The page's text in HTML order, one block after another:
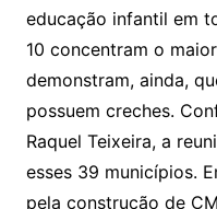
educação infantil em
10 concentram o
demonstram, ainda,
possuem creches.
Raquel Teixeira, a
esses 39 municípios.
pela construção de